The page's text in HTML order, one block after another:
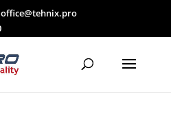
office@tehnix.pro